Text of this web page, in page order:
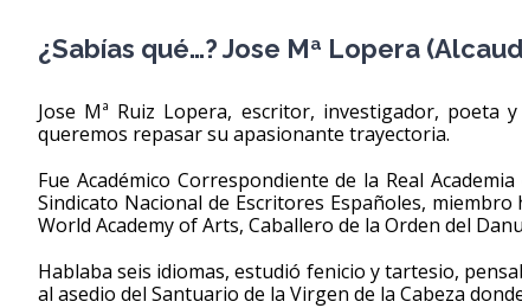
¿Sabías qué…? Jose Mª Lopera
Jose Mª Ruiz Lopera, escritor, investigador, poeta
queremos repasar su apasionante trayectoria.
Fue Académico Correspondiente de la Real
Sindicato Nacional de Escritores Españoles,
World Academy of Arts, Caballero de la Orden del
Hablaba seis idiomas, estudió fenicio y tartesio,
al asedio del Santuario de la Virgen de la Cabeza